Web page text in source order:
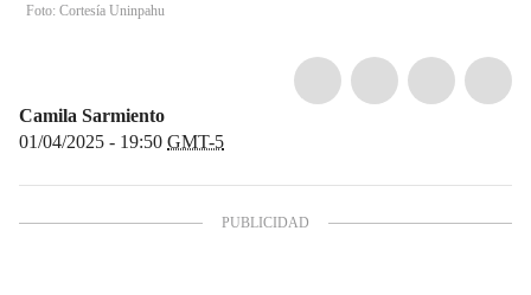
Foto: Cortesía Uninpahu
Camila Sarmiento
01/04/2025 - 19:50 GMT-5